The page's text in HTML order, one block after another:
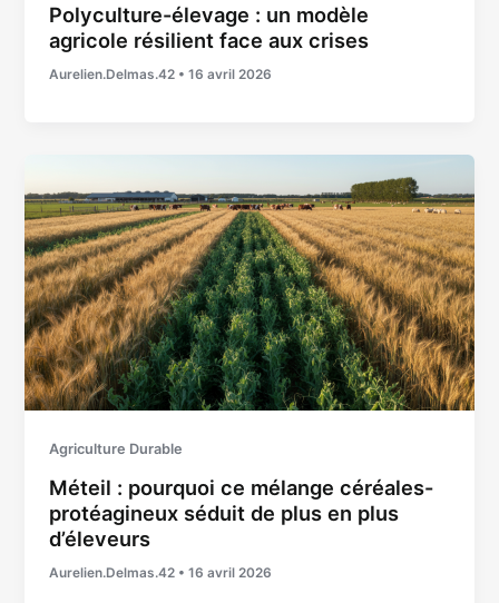
Polyculture-élevage : un modèle
agricole résilient face aux crises
Aurelien.Delmas.42 •16 avril 2026
Agriculture Durable
Méteil : pourquoi ce mélange céréales-
protéagineux séduit de plus en plus
d’éleveurs
Aurelien.Delmas.42 •16 avril 2026